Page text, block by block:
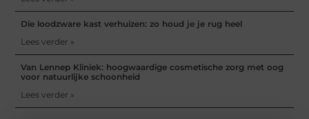
Die loodzware kast verhuizen: zo houd je je rug heel
Lees verder »
Van Lennep Kliniek: hoogwaardige cosmetische zorg met oog
voor natuurlijke schoonheid
Lees verder »